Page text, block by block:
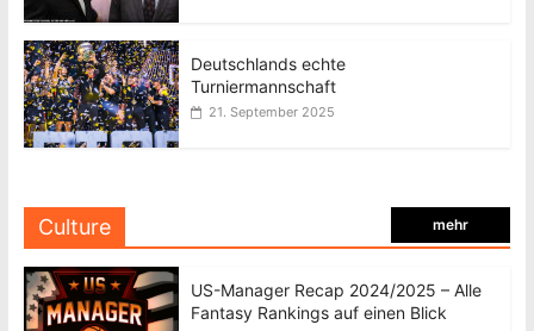
Deutschlands echte
Turniermannschaft
21. September 2025
Culture mehr
US-Manager Recap 2024/2025 – Alle
Fantasy Rankings auf einen Blick